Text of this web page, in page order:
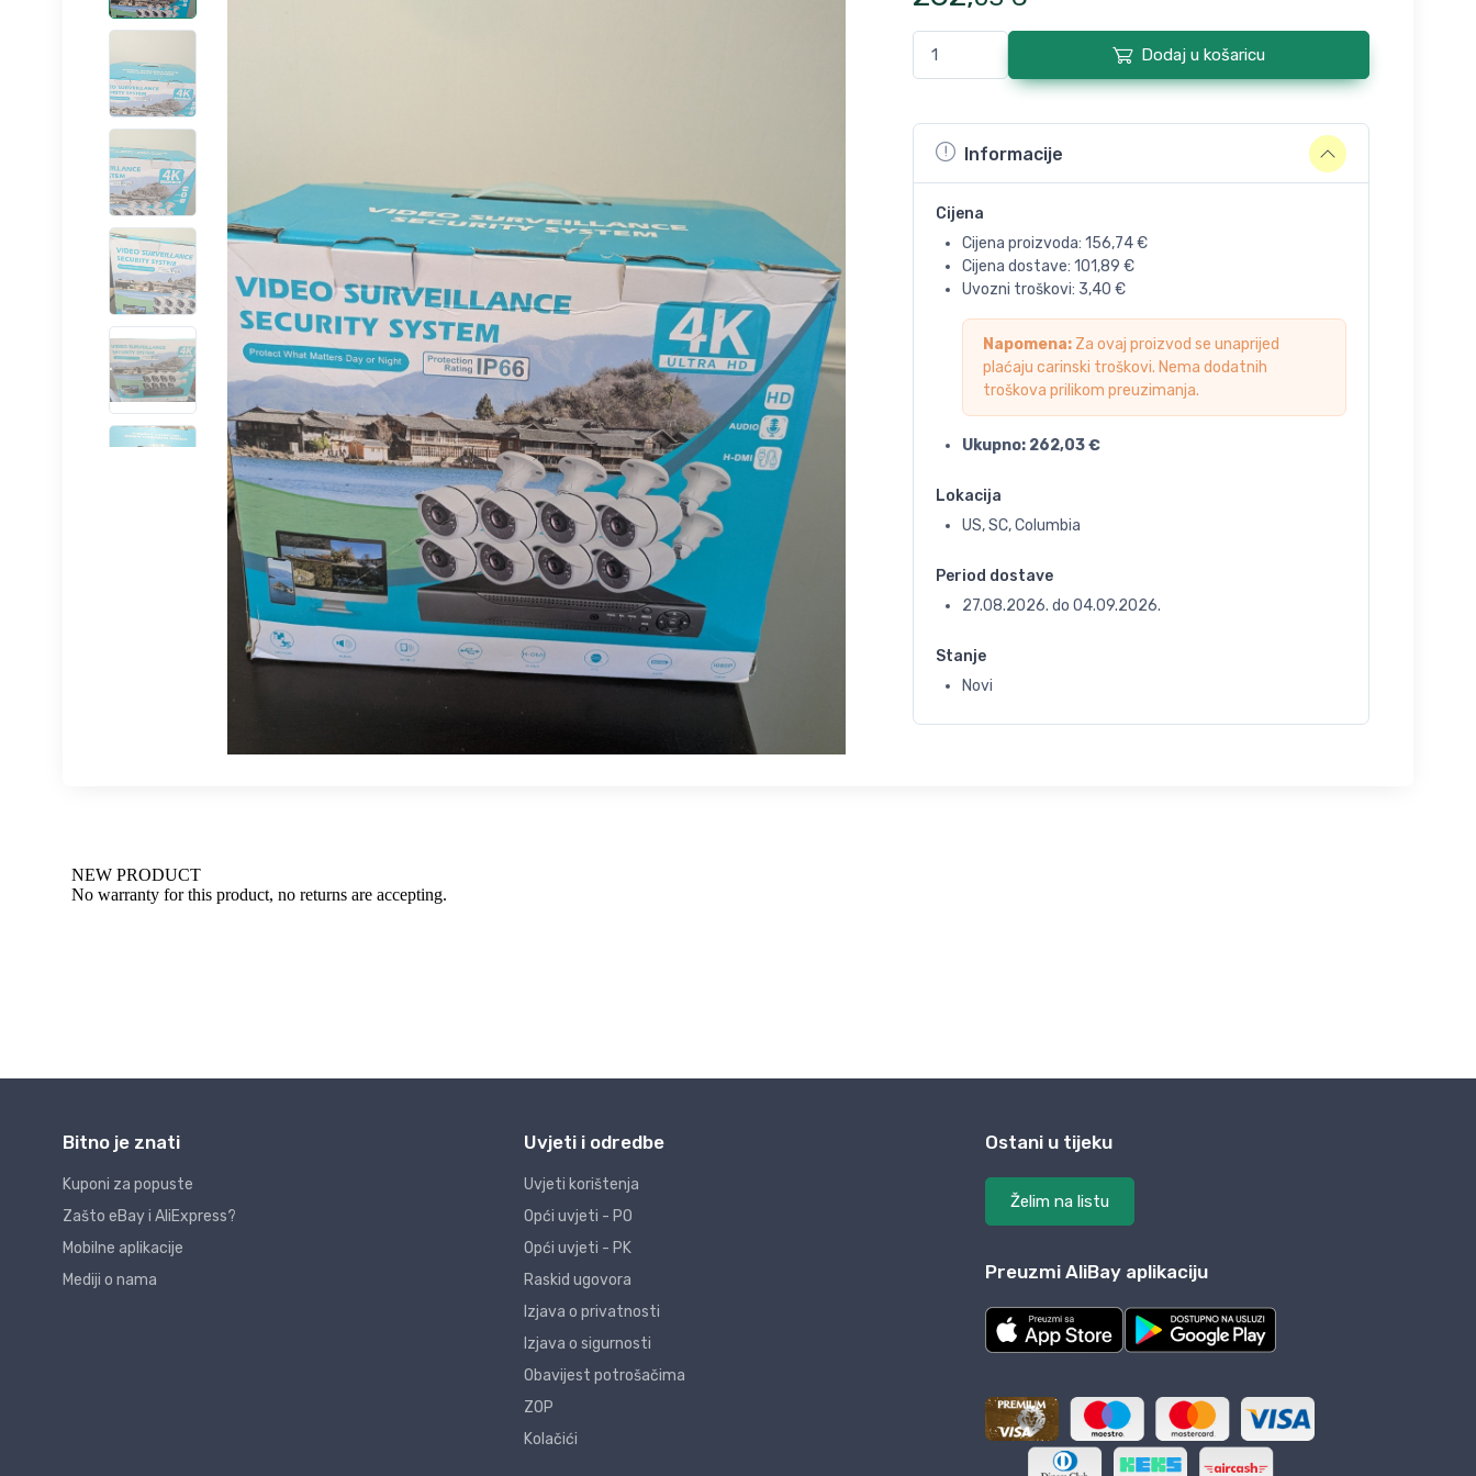
Dodaj u košaricu
Informacije
Cijena
Cijena proizvoda: 156,74€
Cijena dostave: 101,89 €
Uvozni troškovi: 3,40 €
Napomena:Za ovaj proizvod se unaprijed
plaćaju carinski troškovi. Nema dodatnih
troškova prilikom preuzimanja.
Ukupno: 262,03€
Lokacija
US, SC, Columbia
Period dostave
27.08.2026. do 04.09.2026.
Stanje
Novi
Bitno je znati
Kuponi za popuste
Zašto eBay i AliExpress?
Mobilne aplikacije
Mediji o nama
Uvjeti i odredbe
Uvjeti korištenja
Opći uvjeti - PO
Opći uvjeti - PK
Raskid ugovora
Izjava o privatnosti
Izjava o sigurnosti
Obavijest potrošačima
ZOP
Kolačići
Ostani u tijeku
Želim na listu
Preuzmi AliBay aplikaciju